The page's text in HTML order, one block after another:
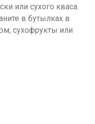
или сухого кваса.
в бутылках в
сухофрукты или